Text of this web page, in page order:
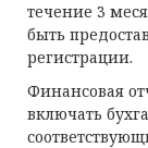
течение 3
быть
регистрации.
Финансовая
включать